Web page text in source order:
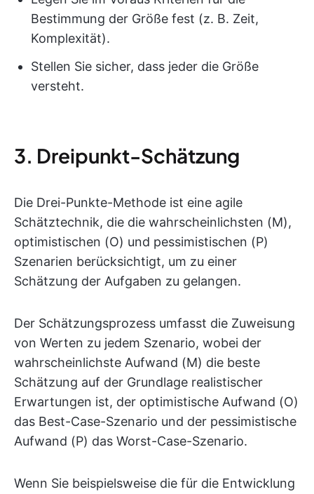
Bestimmung der Größe fest (z. B. Zeit,
Komplexität).
Stellen Sie sicher, dass jeder die Größe
versteht.
3. Dreipunkt-Schätzung
Die Drei-Punkte-Methode ist eine agile
Schätztechnik, die die wahrscheinlichsten (M),
optimistischen (O) und pessimistischen (P)
Szenarien berücksichtigt, um zu einer
Schätzung der Aufgaben zu gelangen.
Der Schätzungsprozess umfasst die Zuweisung
von Werten zu jedem Szenario, wobei der
wahrscheinlichste Aufwand (M) die beste
Schätzung auf der Grundlage realistischer
Erwartungen ist, der optimistische Aufwand (O)
das Best-Case-Szenario und der pessimistische
Aufwand (P) das Worst-Case-Szenario.
Wenn Sie beispielsweise die für die Entwicklung